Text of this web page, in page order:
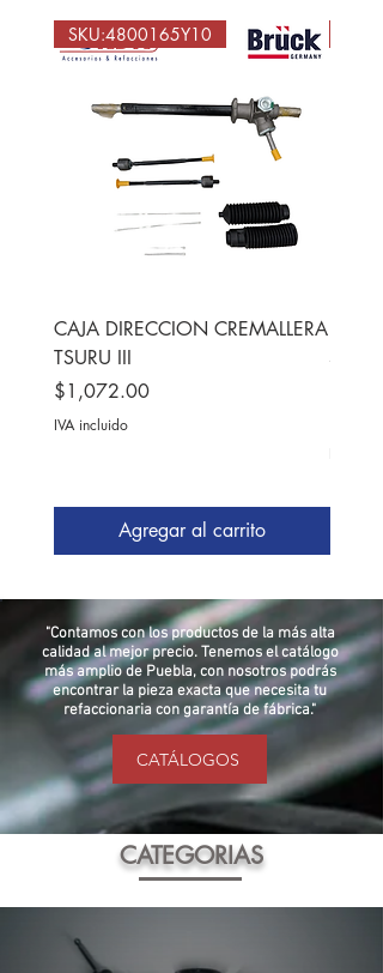
SKU:4800165Y10
CAJA DIRECCION CREMALLERA
TSURU III
Precio
$1,072.00
IVA incluido
Agregar al carrito
"Contamos con los productos de la más alta
calidad al mejor precio. Tenemos el catálogo
más amplio de Puebla, con nosotros podrás
encontrar la pieza exacta que necesita tu
refaccionaria con garantía de fábrica."
CATÁLOGOS
CATEGORIAS